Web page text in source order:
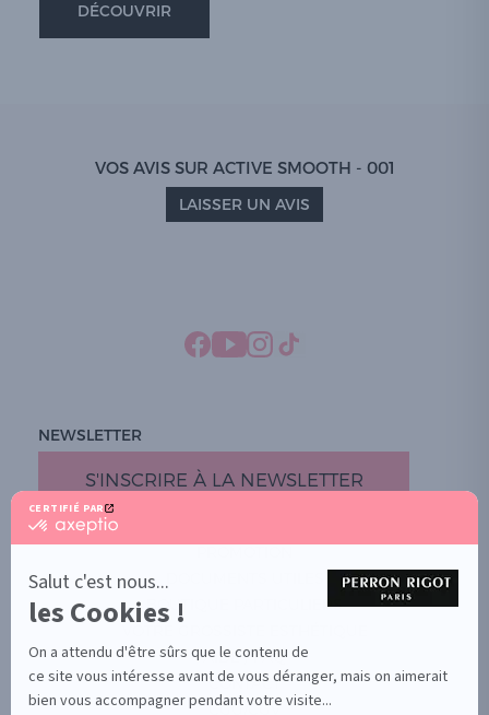
CERTIFIÉ PAR
certifié
En
savoir
plus
sur
Axeptio
Salut c'est nous...
les Cookies !
On a attendu d'être sûrs que le contenu de
ce site vous intéresse avant de vous déranger, mais on aimerait
bien vous accompagner pendant votre visite...
DÉCOUVRIR
VOS AVIS SUR ACTIVE SMOOTH - 001
LAISSER UN AVIS
NEWSLETTER
S'INSCRIRE À LA NEWSLETTER
BOUTIQUE PARTICULIERS
AIDE / FAQ
CONTACT
CGU/CGV